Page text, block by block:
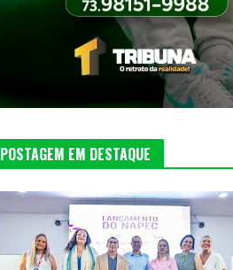
POSTAGEM EM DESTAQUE